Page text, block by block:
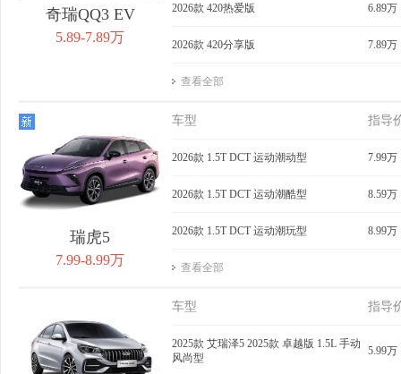
QQ冰淇淋 2024款 青
春版 205km 奶昔
获取底价
4.39万
205km 元气版
获取底价
QQ冰淇
205km 元
获
奇瑞QQ3 EV
5.89-7.89万
2026款 420热爱版 6.89万
2026款 420分享版 7.89万
查看全部
瑞虎5
7.99-8.99万
车型 指导
2026款 1.5T DCT 运动潮动型 7.99万
2026款 1.5T DCT 运动潮酷型 8.59万
2026款 1.5T DCT 运动潮玩型 8.99万
查看全部
车型 指导
2025款 艾瑞泽5 2025款 卓越版 1.5L 手动
风尚型
5.99万